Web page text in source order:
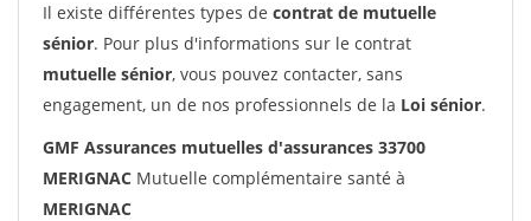
Il existe différentes types de contrat de mutuelle
sénior. Pour plus d'informations sur le contrat
mutuelle sénior, vous pouvez contacter, sans
engagement, un de nos professionnels de la Loi sénior.
GMF Assurances mutuelles d'assurances 33700
MERIGNAC Mutuelle complémentaire santé à
MERIGNAC